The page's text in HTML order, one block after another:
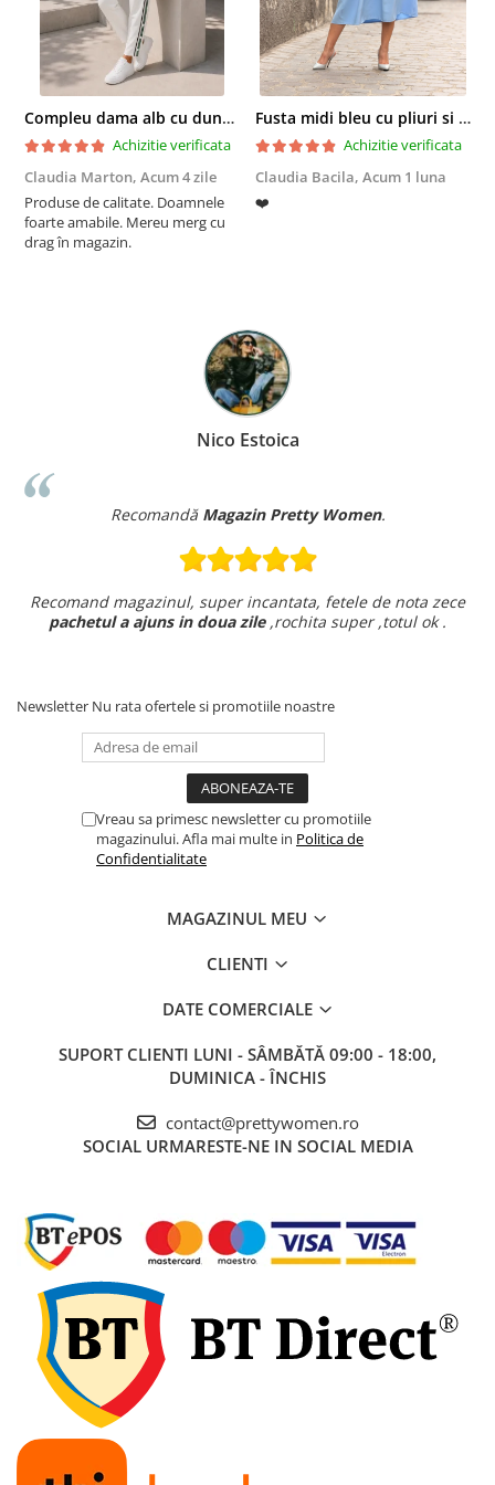
Compleu dama alb cu dungi laterale in nuante de verde si negru
Achizitie verificata
Claudia Marton, Acum 4 zile
Produse de calitate. Doamnele
foarte amabile. Mereu merg cu
drag în magazin.
Fusta midi bleu cu pliuri si buzunare
Achizitie verificata
Claudia Bacila, Acum 1 luna
❤️
Nico Estoica
Recomandă Magazin Pretty Women.
Recomand magazinul, super incantata, fetele de nota zece
pachetul a ajuns in doua zile,rochita super ,totul ok .
Newsletter Nu rata ofertele si promotiile noastre
Vreau sa primesc newsletter cu promotiile
magazinului. Afla mai multe in Politica de
Confidentialitate
MAGAZINUL MEU
CLIENTI
DATE COMERCIALE
SUPORT CLIENTI LUNI - SÂMBĂTĂ 09:00 - 18:00,
DUMINICA - ÎNCHIS
contact@prettywomen.ro
SOCIAL URMARESTE-NE IN SOCIAL MEDIA